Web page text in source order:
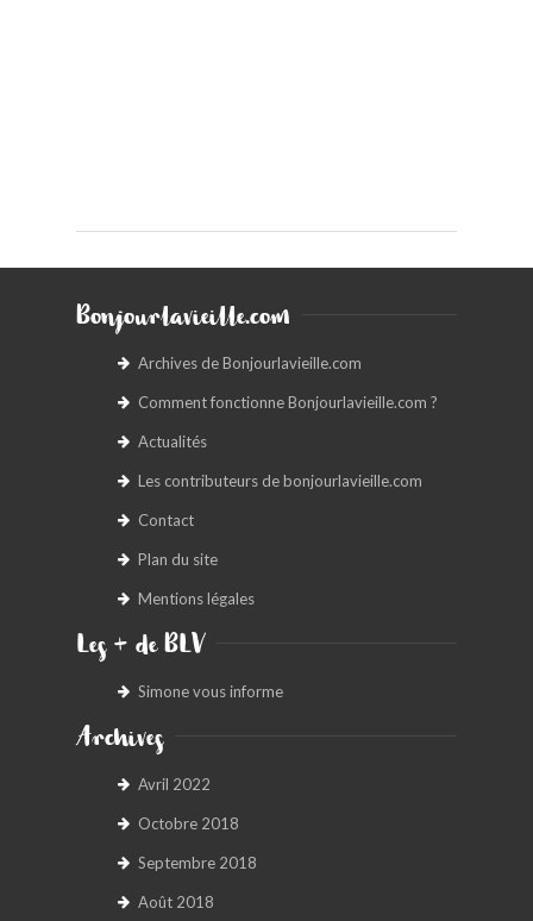
Bonjourlavieille.com
Archives de Bonjourlavieille.com
Comment fonctionne Bonjourlavieille.com ?
Actualités
Les contributeurs de bonjourlavieille.com
Contact
Plan du site
Mentions légales
Les + de BLV
Simone vous informe
Archives
Avril 2022
Octobre 2018
Septembre 2018
Août 2018